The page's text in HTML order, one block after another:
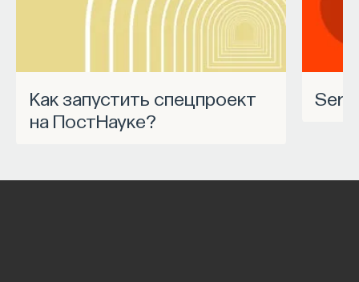
Как запустить спецпроект
на ПостНауке?